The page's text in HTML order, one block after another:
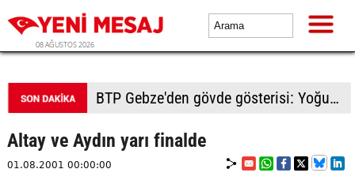
08 AĞUSTOS 2026
BTP Kocaeli'den Darıca çıkarması: Esnaf ve derneklerden yoğun ilgi
Altay ve Aydın yarı finalde
01.08.2001 00:00:00